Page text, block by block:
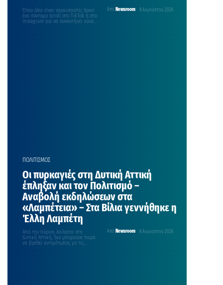
Από Newsroom 8 Αυγούστου 2026
Όταν όλοι είναι ναρκισσιστές Αρκεί
ένα σύντομο scroll στο TikTok ή στο
Instagram για να συναντήσει κανείς
δεκάδες…
ΠΟΛΙΤΙΣΜΟΣ
Οι πυρκαγιές στη Δυτική Αττική
έπληξαν και τον Πολιτισμό –
Αναβολή εκδηλώσεων στα
«Λαμπέτεια» – Στα Βίλια γεννήθηκε η
Έλλη Λαμπέτη
Από Newsroom 8 Αυγούστου 2026
Από την πύρινη λαίλαπα στη
Δυτική Αττική, δεν μπορούσε παρά
να βρεθεί αντιμέτωπος με τις
συνέπειές της και…